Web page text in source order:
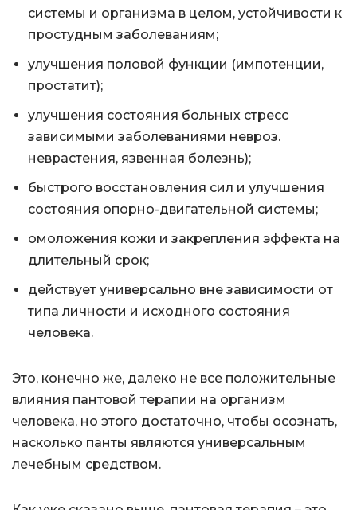
системы и организма в целом, устойчивости к
простудным заболеваниям;
улучшения половой функции (импотенции,
простатит);
улучшения состояния больных стресс
зависимыми заболеваниями невроз.
неврастения, язвенная болезнь);
быстрого восстановления сил и улучшения
состояния опорно-двигательной системы;
омоложения кожи и закрепления эффекта на
длительный срок;
действует универсально вне зависимости от
типа личности и исходного состояния
человека.
Это, конечно же, далеко не все положительные
влияния пантовой терапии на организм
человека, но этого достаточно, чтобы осознать,
насколько панты являются универсальным
лечебным средством.